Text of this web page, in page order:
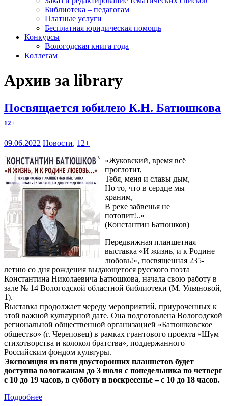
Библиотека – педагогам
Платные услуги
Бесплатная юридическая помощь
Конкурсы
Вологодская книга года
Коллегам
Архив за library
Посвящается юбилею К.Н. Батюшкова
12+
09.06.2022 Новости, 12+
«Жуковский, время всё
проглотит,
Тебя, меня и славы дым,
Но то, что в сердце мы
храним,
В реке забвенья не
потопит!..»
(Константин Батюшков)
Передвижная планшетная
выставка «И жизнь, и к Родине
любовь!», посвященная 235-
летию со дня рождения выдающегося русского поэта
Константина Николаевича Батюшкова, начала свою работу в
зале № 14 Вологодской областной библиотеки (М. Ульяновой,
1).
Выставка продолжает череду мероприятий, приуроченных к
этой важной культурной дате. Она подготовлена Вологодской
региональной общественной организацией «Батюшковское
общество» (г. Череповец) в рамках грантового проекта «Шум
стихотворства и колокол братства», поддержанного
Российским фондом культуры.
Экспозиция из пяти двусторонних планшетов будет
доступна вологжанам до 3 июля с понедельника по четверг
с 10 до 19 часов, в субботу и воскресенье – с 10 до 18 часов.
Подробнее